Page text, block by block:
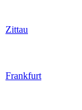
Zittau
Frankfurt